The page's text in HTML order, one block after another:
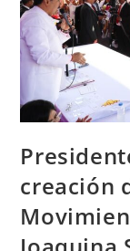
creación